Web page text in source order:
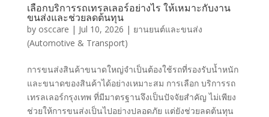
เลือกบริการรถเทรลเลอร์อย่างไร ให้เหมาะกับงาน
ขนส่งและช่วยลดต้นทุน
by osccare | Jul 10, 2026 | ยานยนต์และขนส่ง
(Automotive & Transport)
การขนส่งสินค้าขนาดใหญ่จำเป็นต้องใช้รถที่รองรับน้ำหนัก
และขนาดของสินค้าได้อย่างเหมาะสม การเลือก บริการรถ
เทรลเลอร์กรุงเทพ ที่มีมาตรฐานจึงเป็นปัจจัยสำคัญ ไม่เพียง
ช่วยให้การขนส่งเป็นไปอย่างปลอดภัย แต่ยังช่วยลดต้นทุน